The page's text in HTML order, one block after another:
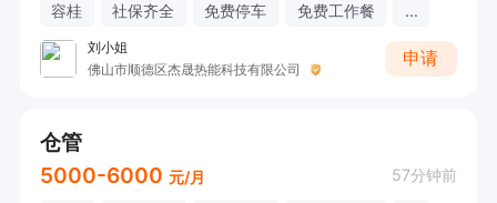
容桂 社保齐全 免费停车 免费工作餐 ...
刘小姐
佛山市顺德区杰晟热能科技有限公司
申请
仓管
5000-6000 元/月 57分钟前